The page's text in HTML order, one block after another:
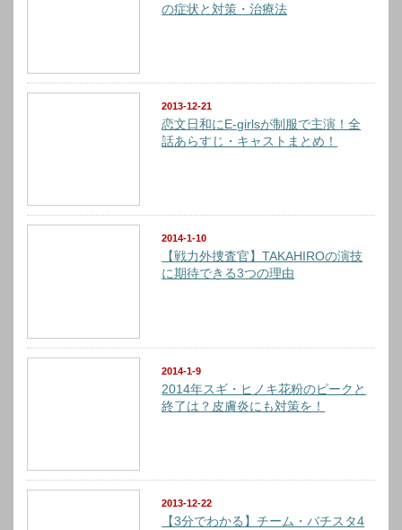
の症状と対策・治療法
2013-12-21
恋文日和にE-girlsが制服で主演！全
話あらすじ・キャストまとめ！
2014-1-10
【戦力外捜査官】TAKAHIROの演技
に期待できる3つの理由
2014-1-9
2014年スギ・ヒノキ花粉のピークと
終了は？皮膚炎にも対策を！
2013-12-22
【3分でわかる】チーム・バチスタ4